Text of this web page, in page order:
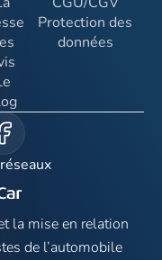
Protection des
données
la mise en relation
de l’automobile